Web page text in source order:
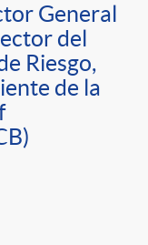
General
del
Riesgo,
de la